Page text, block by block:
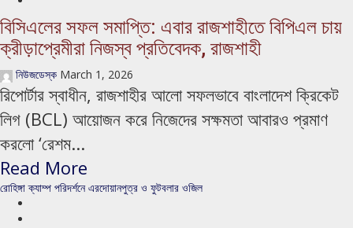
বিসিএলের সফল সমাপ্তি: এবার রাজশাহীতে বিপিএল চায়
ক্রীড়াপ্রেমীরা ​নিজস্ব প্রতিবেদক, রাজশাহী
নিউজডেস্ক March 1, 2026
রিপোর্টার স্বাধীন, রাজশাহীর আলো ​সফলভাবে বাংলাদেশ ক্রিকেট
লিগ (BCL) আয়োজন করে নিজেদের সক্ষমতা আবারও প্রমাণ
করলো ‘রেশম...
Read More
রোহিঙ্গা ক্যাম্প পরিদর্শনে এরদোয়ানপুত্র ও ফুটবলার ওজিল